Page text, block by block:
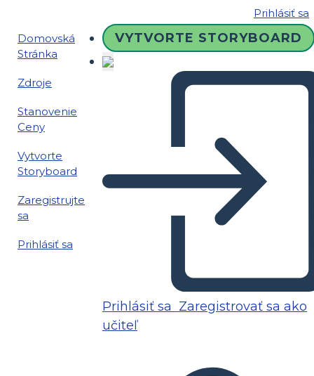
Prihlásiť sa
Domovská
Stránka
Zdroje
Stanovenie
Ceny
Vytvorte
Storyboard
Zaregistrujte
sa
Prihlásiť sa
VYTVORTE STORYBOARD
Prihlásiť sa Zaregistrovať sa ako
učiteľ